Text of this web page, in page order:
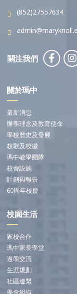
(852)27557634
關注我們
關於瑪中
最新消息
辦學理念及教育使命
學校歷史及發展
校歌及校徽
瑪中教學團隊
校舍設施
計劃與報告
60周年校慶
校園生活
家校合作
瑪中家長學堂
遊學交流
生涯規劃
社區連繫